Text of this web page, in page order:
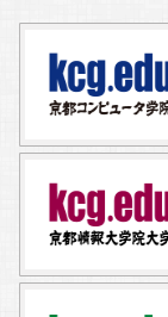
イ
ン
コ
ン
ブ
コ
ン
テ